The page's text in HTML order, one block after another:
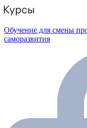
Обучение для смены
саморазвития